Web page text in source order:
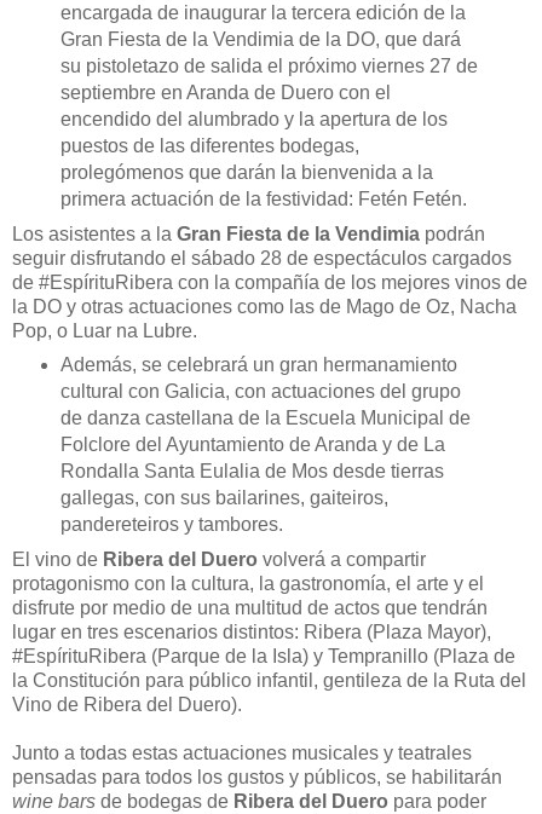
encargada de inaugurar la tercera edición de la
Gran Fiesta de la Vendimia de la DO, que dará
su pistoletazo de salida el próximo viernes 27 de
septiembre en Aranda de Duero con el
encendido del alumbrado y la apertura de los
puestos de las diferentes bodegas,
prolegómenos que darán la bienvenida a la
primera actuación de la festividad: Fetén Fetén.
Los asistentes a la Gran Fiesta de la Vendimia podrán
seguir disfrutando el sábado 28 de espectáculos cargados
de #EspírituRibera con la compañía de los mejores vinos de
la DO y otras actuaciones como las de Mago de Oz, Nacha
Pop, o Luar na Lubre.
Además, se celebrará un gran hermanamiento
cultural con Galicia, con actuaciones del grupo
de danza castellana de la Escuela Municipal de
Folclore del Ayuntamiento de Aranda y de La
Rondalla Santa Eulalia de Mos desde tierras
gallegas, con sus bailarines, gaiteiros,
pandereteiros y tambores.
El vino de Ribera del Duero volverá a compartir
protagonismo con la cultura, la gastronomía, el arte y el
disfrute por medio de una multitud de actos que tendrán
lugar en tres escenarios distintos: Ribera (Plaza Mayor),
#EspírituRibera (Parque de la Isla) y Tempranillo (Plaza de
la Constitución para público infantil, gentileza de la Ruta del
Vino de Ribera del Duero).
Junto a todas estas actuaciones musicales y teatrales
pensadas para todos los gustos y públicos, se habilitarán
wine bars de bodegas de Ribera del Duero para poder